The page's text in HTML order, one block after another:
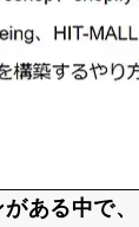
ある中で、